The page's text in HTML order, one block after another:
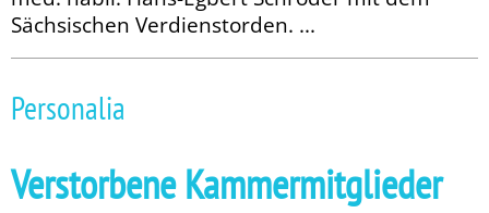
Sächsischen Verdienstorden. ...
Personalia
Verstorbene Kammermitglieder